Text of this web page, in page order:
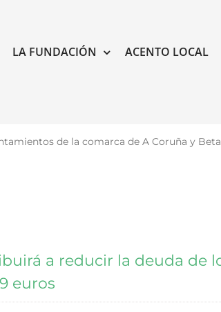
LA FUNDACIÓN ACENTO LOCAL
de la comarca de A Coruña y
a reducir la deuda de
euros